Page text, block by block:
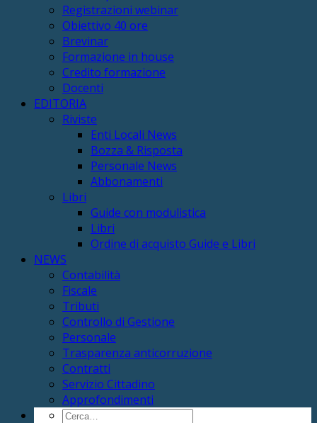
Registrazioni webinar
Obiettivo 40 ore
Brevinar
Formazione in house
Credito formazione
Docenti
EDITORIA
Riviste
Enti Locali News
Bozza & Risposta
Personale News
Abbonamenti
Libri
Guide con modulistica
Libri
Ordine di acquisto Guide e Libri
NEWS
Contabilità
Fiscale
Tributi
Controllo di Gestione
Personale
Trasparenza anticorruzione
Contratti
Servizio Cittadino
Approfondimenti
Cerca: